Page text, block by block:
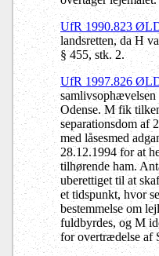
UfR 1990.823
landsretten, da H
§ 455, stk. 2.
UfR 1997.826
Odense. M fik
separationsdom af
med låsesmed
28.12.1994 for at
tilhørende ham.
uberettiget til at
et tidspunkt, hvor
bestemmelse om
fuldbyrdes, og M
for overtrædelse af